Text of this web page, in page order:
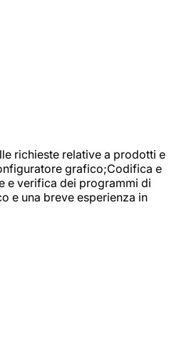
richieste relative a prodotti e
grafico;Codifica e
e verifica dei programmi di
e una breve esperienza in